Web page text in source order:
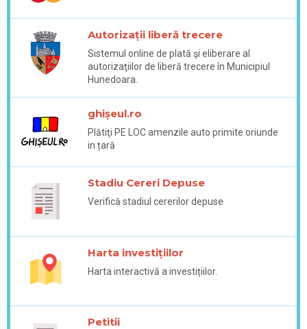
Autorizații liberă trecere
Sistemul online de plată şi eliberare al
autorizaţiilor de liberă trecere în Municipiul
Hunedoara.
ghișeul.ro
Plătiţi PE LOC amenzile auto primite oriunde
in țară
Stadiu Cereri Depuse
Verifică stadiul cererilor depuse
Harta investițiilor
Harta interactivă a investițiilor.
Petitii